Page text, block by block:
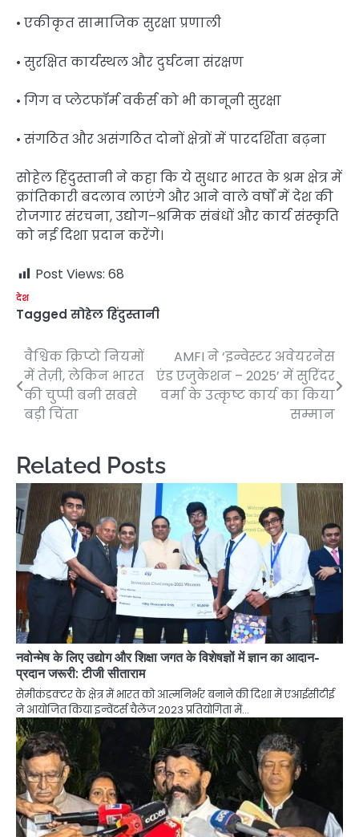
• एकीकृत सामाजिक सुरक्षा प्रणाली
• सुरक्षित कार्यस्थल और दुर्घटना संरक्षण
• गिग व प्लेटफॉर्म वर्कर्स को भी कानूनी सुरक्षा
• संगठित और असंगठित दोनों क्षेत्रों में पारदर्शिता बढ़ना
सोहेल हिंदुस्तानी ने कहा कि ये सुधार भारत के श्रम क्षेत्र में
क्रांतिकारी बदलाव लाएंगे और आने वाले वर्षों में देश की
रोजगार संरचना, उद्योग–श्रमिक संबंधों और कार्य संस्कृति
को नई दिशा प्रदान करेंगे।
Post Views: 68
देश
Tagged सोहेल हिंदुस्तानी
Post
navigation
वैश्विक क्रिप्टो नियमों
में तेज़ी, लेकिन भारत
की चुप्पी बनी सबसे
बड़ी चिंता
AMFI ने ‘इन्वेस्टर अवेयरनेस
एंड एजुकेशन – 2025’ में सुरिंदर
वर्मा के उत्कृष्ट कार्य का किया
सम्मान
Related Posts
नवोन्मेष के लिए उद्योग और शिक्षा जगत के विशेषज्ञों में ज्ञान का आदान-
प्रदान जरूरी: टीजी सीताराम
सेमीकंडक्टर के क्षेत्र में भारत को आत्मनिर्भर बनाने की दिशा में एआईसीटीई
ने आयोजित किया इन्वेंटर्स चैलेंज 2023 प्रतियोगिता में…